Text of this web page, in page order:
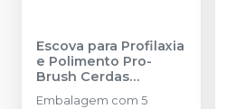
Escova para Profilaxia
e Polimento Pro-
Brush Cerdas
Naturais
Embalagem com 5